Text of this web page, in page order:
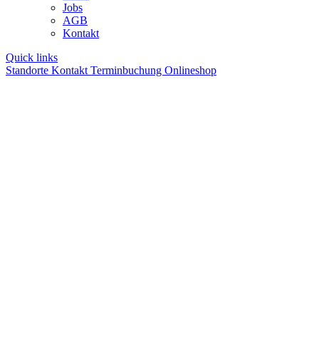
Jobs
AGB
Kontakt
Quick links
Standorte Kontakt Terminbuchung Onlineshop